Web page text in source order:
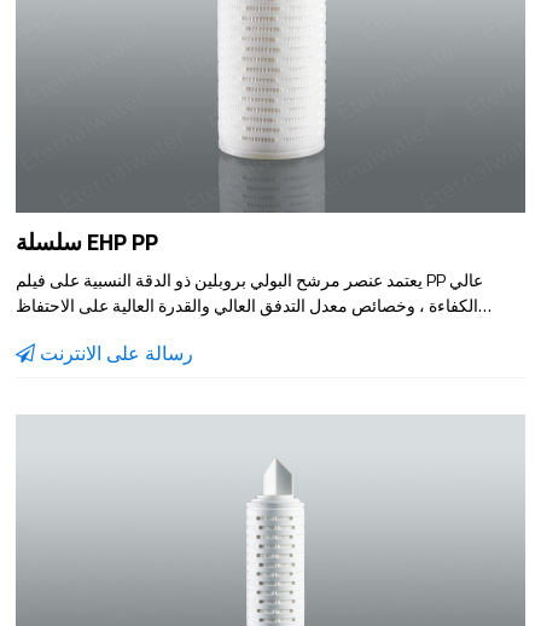
سلسلة EHP PP
يعتمد عنصر مرشح البولي بروبلين ذو الدقة النسبية على فيلم PP عالي
الكفاءة ، وخصائص معدل التدفق العالي والقدرة العالية على الاحتفاظ
رسالة على الانترنت